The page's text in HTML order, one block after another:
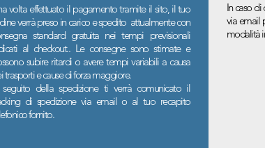
volta effettuato il pagamento tramite il sito, il tuo
verrà preso in carico e spedito attualmente con
standard gratuita nei tempi previsionali
al checkout.. Le consegne sono stimate e
subire ritardi o avere tempi variabili a causa
trasporti e cause di forza maggiore.
della spedizione ti verrà comunicato il
di spedizione via email o al tuo recapito
fornito.
In caso
via email
modalità